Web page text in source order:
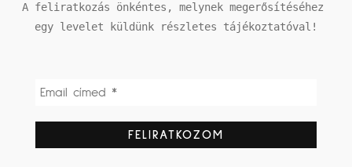
A feliratkozás önkéntes, melynek megerősítéséhez
egy levelet küldünk részletes tájékoztatóval!